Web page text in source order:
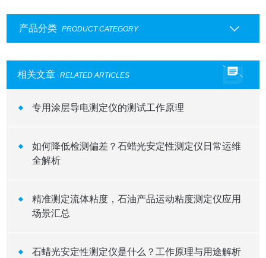
产品分类 PRODUCT CATEGORY
相关文章 RELATED ARTICLES
专用涂层导电测定仪的测试工作原理
如何降低检测偏差？石蜡光安定性测定仪日常运维
全解析
精准测定流体粘度，石油产品运动粘度测定仪应用
场景汇总
石蜡光安定性测定仪是什么？工作原理与用途解析